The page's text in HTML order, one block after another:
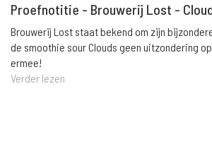
Proefnotitie - Brouwerij Lost -
Brouwerij Lost staat bekend om zijn
de smoothie sour Clouds geen uitzondering
ermee!
Verder lezen